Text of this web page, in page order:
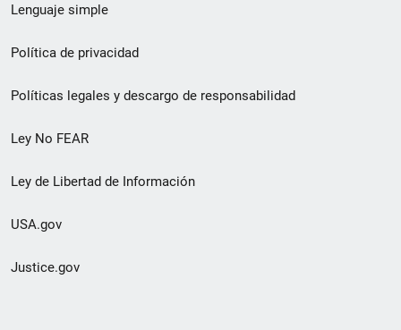
de
pie
de
página
Lenguaje simple
Política de privacidad
Políticas legales y descargo de responsabilidad
Ley No FEAR
Ley de Libertad de Información
USA.gov
Justice.gov